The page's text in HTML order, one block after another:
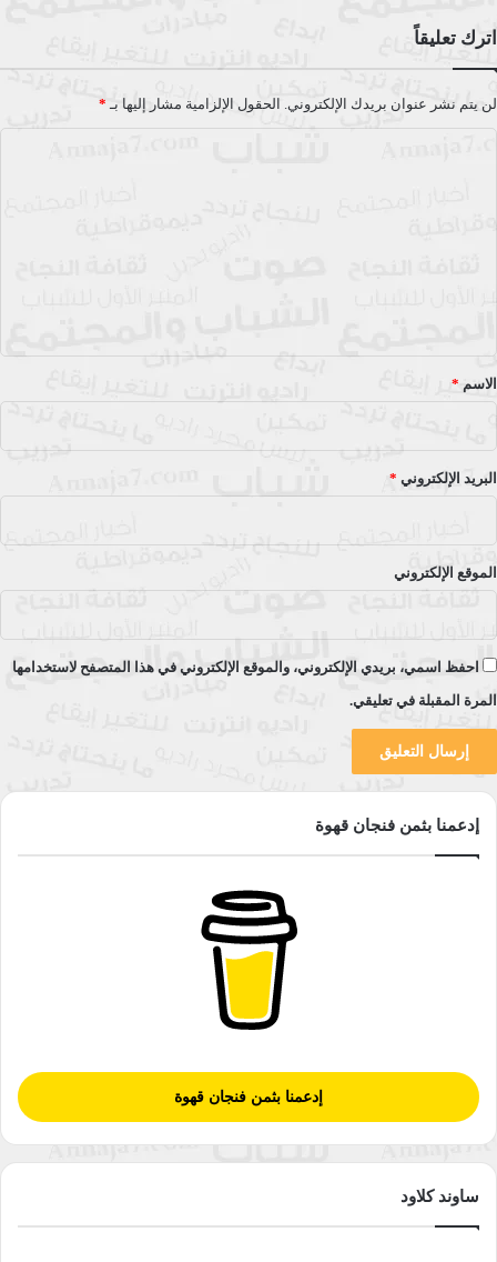
اترك تعليقاً
لن يتم نشر عنوان بريدك الإلكتروني. الحقول الإلزامية مشار إليها بـ *
*الاسم *
البريد الإلكتروني *
الموقع الإلكتروني
احفظ اسمي، بريدي الإلكتروني، والموقع الإلكتروني في هذا المتصفح لاستخدامها
المرة المقبلة في تعليقي.
إدعمنا بثمن فنجان قهوة
إدعمنا بثمن فنجان قهوة
ساوند كلاود